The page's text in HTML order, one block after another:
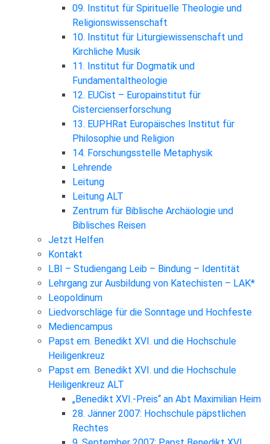
09. Institut für Spirituelle Theologie und
Religionswissenschaft
10. Institut für Liturgiewissenschaft und
Kirchliche Musik
11. Institut für Dogmatik und
Fundamentaltheologie
12. EUCist – Europainstitut für
Cistercienserforschung
13. EUPHRat Europäisches Institut für
Philosophie und Religion
14. Forschungsstelle Metaphysik
Lehrende
Leitung
Leitung ALT
Zentrum für Biblische Archäologie und
Biblisches Reisen
Jetzt Helfen
Kontakt
LBI – Studiengang Leib – Bindung – Identität
Lehrgang zur Ausbildung von Katechisten – LAK*
Leopoldinum
Liedvorschläge für die Sonntage und Hochfeste
Mediencampus
Papst em. Benedikt XVI. und die Hochschule
Heiligenkreuz
Papst em. Benedikt XVI. und die Hochschule
Heiligenkreuz ALT
„Benedikt XVI.-Preis“ an Abt Maximilian Heim
28. Jänner 2007: Hochschule päpstlichen
Rechtes